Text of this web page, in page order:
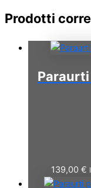
Prodotti
139,00 €